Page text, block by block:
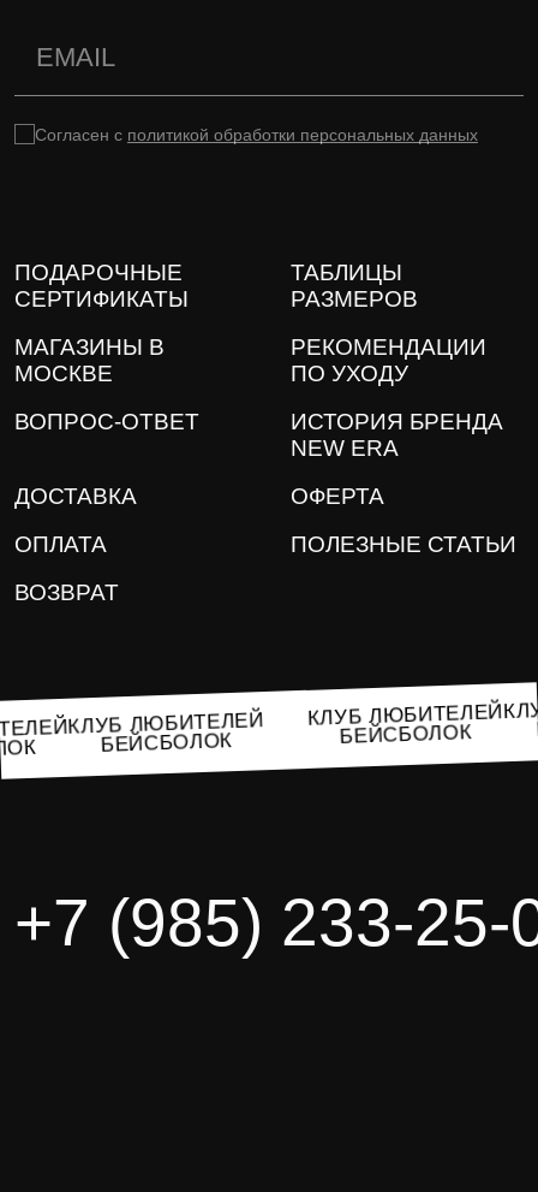
Согласен с политикой обработки персональных данных
ПОДАРОЧНЫЕ
СЕРТИФИКАТЫ
ТАБЛИЦЫ
РАЗМЕРОВ
МАГАЗИНЫ В
МОСКВЕ
РЕКОМЕНДАЦИИ
ПО УХОДУ
ВОПРОС-ОТВЕТ
ИСТОРИЯ БРЕНДА
NEW ERA
ДОСТАВКА
ОФЕРТА
ОПЛАТА
ПОЛЕЗНЫЕ СТАТЬИ
ВОЗВРАТ
КЛУБ ЛЮБИТЕЛЕЙ
БЕЙСБОЛОК
КЛУБ ЛЮБИТЕЛЕЙ
БЕЙСБОЛОК
+7 (985) 233-25-